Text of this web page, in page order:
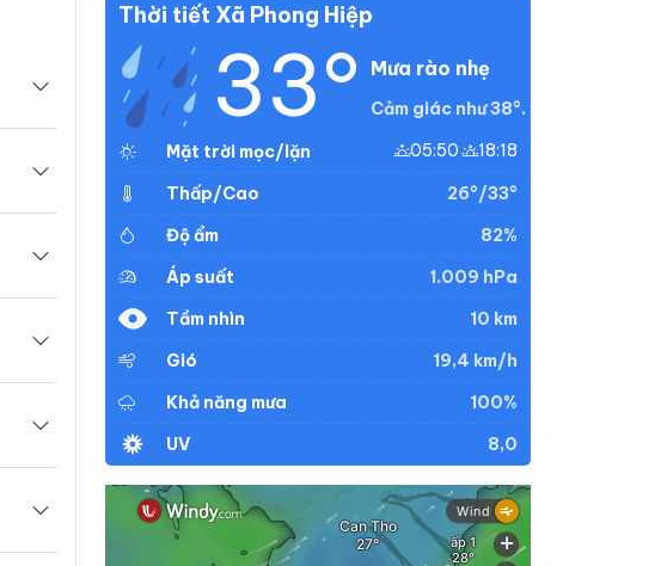
Thời tiết Xã Phong Hiệp
33° Mưa rào nhẹ
Cảm giác như 38°.
Mặt trời mọc/lặn
05:50 18:18
Thấp/Cao
26°/33°
Độ ẩm
82%
Áp suất
1.009 hPa
Tầm nhìn
10 km
Gió
19,4 km/h
Khả năng mưa
100%
UV
8,0